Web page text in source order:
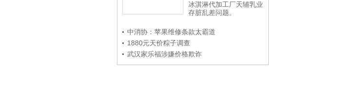
冰淇淋代加工厂天辅乳业
存脏乱差问题。
中消协：苹果维修条款太霸道
1880元天价粽子调查
武汉家乐福涉嫌价格欺诈